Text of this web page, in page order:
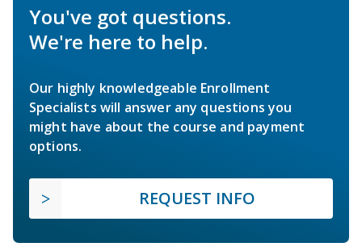
You've got questions.
We're here to help.
Our highly knowledgeable Enrollment
Specialists will answer any questions you
might have about the course and payment
options.
REQUEST INFO